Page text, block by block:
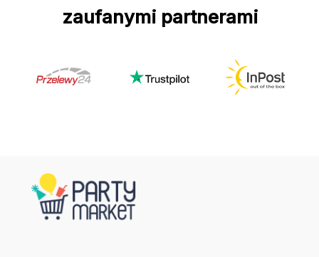
zaufanymi partnerami